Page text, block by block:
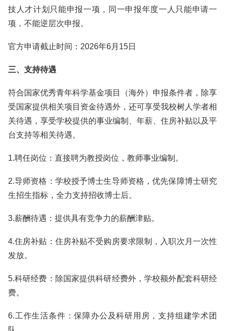
技人才计划只能申报一项，同一申报年度一人只能申请一
项，不能逆层次申报。
官方申请截止时间：2026年6月15日
三、支持待遇
符合国家优秀青年科学基金项目（海外）申报条件者，除享
受国家提供相关项目资金待遇外，还可享受我校树人学者相
关待遇，享受学校提供的事业编制、年薪、住房补贴以及平
台支持等相关待遇。
1.聘任岗位：直接聘为教授岗位，教师事业编制。
2.导师资格：学校授予博士生导师资格，优先保障博士研究
生招生指标，全力支持招收博士后。
3.薪酬待遇：提供具有竞争力的薪酬津贴。
4.住房补贴：住房补贴不受购房要求限制，入职次月一次性
发放。
5.科研经费：除国家提供科研经费外，学校额外配套科研经
费。
6.工作生活条件：保障办公及科研用房，支持组建学术团